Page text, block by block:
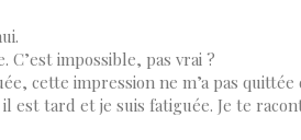
C’est impossible, pas vrai ?
cette impression ne m’a pas
est tard et je suis fatiguée. Je te